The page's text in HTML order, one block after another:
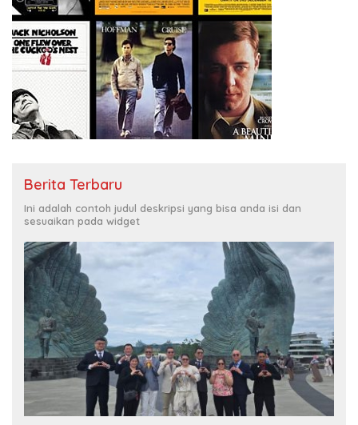
Berita Terbaru
Ini adalah contoh judul deskripsi yang bisa anda isi dan
sesuaikan pada widget